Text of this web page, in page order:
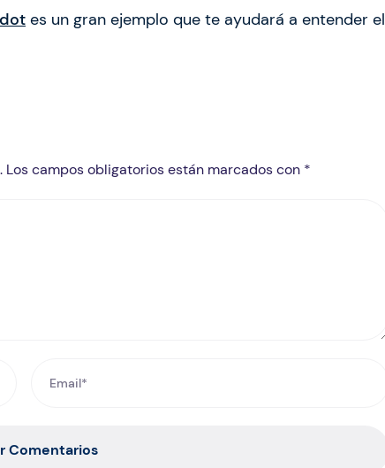
es un gran ejemplo que te ayudará a entender el
campos obligatorios están marcados con *
Comentarios